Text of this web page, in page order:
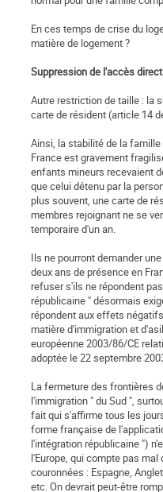
En ces temps de crise du
matière de logement ?
Suppression de l'accès
Autre restriction de taille : la
carte de résident (article 14
Ainsi, la stabilité de la
France est gravement
enfants mineurs recevaient
que celui détenu par la
plus souvent, une carte de
membres rejoignant ne se
temporaire d'un an.
Ils ne pourront demander
deux ans de présence en
refuser s'ils ne répondent
républicaine " désormais
répondent aux effets
matière d'immigration et
européenne 2003/86/CE
adoptée le 22 septembre
La fermeture des frontières
l'immigration " du Sud ",
fait qui s'affirme tous les
forme française de
l'intégration républicaine ")
l'Europe, qui compte pas
couronnées : Espagne,
etc. On devrait peut-être